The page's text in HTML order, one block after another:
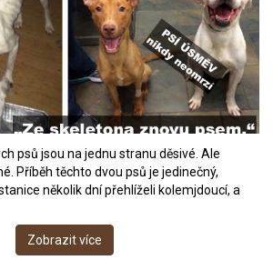
psů jsou na jednu stranu děsivé. Ale
Příběh těchto dvou psů je jedinečný,
několik dní přehlíželi kolemjdoucí, a
Zobrazit více